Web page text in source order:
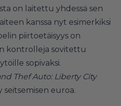
on laitettu yhdessä sen
kanssa nyt esimerkiksi
piirtoetäisyys on
kontrolleja sovitettu
sopivaksi.
Thef Auto: Liberty City
euroa.